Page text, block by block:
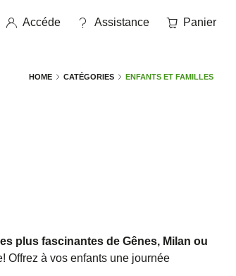
Accéde assistance Panier
HOME CATÉGORIES ENFANTS ET FAMILLES
plus fascinantes de Gênes, Milan ou
Offrez à vos enfants une journée